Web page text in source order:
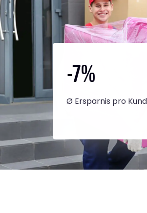
-7%
Ø Ersparnis pro